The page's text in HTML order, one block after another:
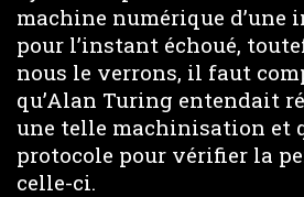
machine numérique d’une
pour l’instant échoué,
nous le verrons, il faut
qu’Alan Turing entendait
une telle machinisation et
protocole pour vérifier la
celle-ci.